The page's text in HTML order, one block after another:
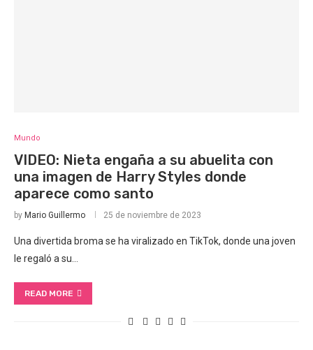
Mundo
VIDEO: Nieta engaña a su abuelita con
una imagen de Harry Styles donde
aparece como santo
by Mario Guillermo 25 de noviembre de 2023
Una divertida broma se ha viralizado en TikTok, donde una joven
le regaló a su…
READ MORE